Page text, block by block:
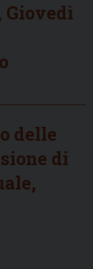
Giovedì
delle
di